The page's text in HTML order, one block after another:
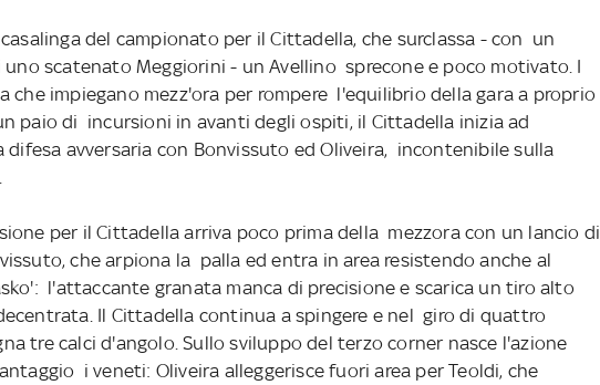
del campionato per il Cittadella, che surclassa - con un
uno scatenato Meggiorini - un Avellino sprecone e poco motivato. I
che impiegano mezz'ora per rompere l'equilibrio della gara a proprio
paio di incursioni in avanti degli ospiti, il Cittadella inizia ad
difesa avversaria con Bonvissuto ed Oliveira, incontenibile sulla
per il Cittadella arriva poco prima della mezzora con un lancio di
che arpiona la palla ed entra in area resistendo anche al
l'attaccante granata manca di precisione e scarica un tiro alto
Il Cittadella continua a spingere e nel giro di quattro
tre calci d'angolo. Sullo sviluppo del terzo corner nasce l'azione
i veneti: Oliveira alleggerisce fuori area per Teoldi, che